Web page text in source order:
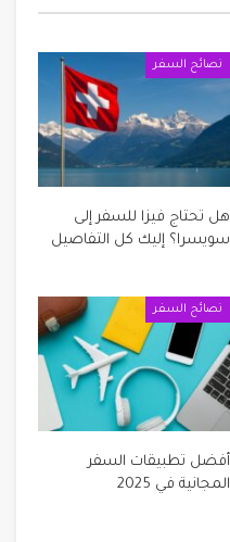
نصائح السفر
هل تحتاج فيزا للسفر إلى
سويسرا؟ إليك كل التفاصيل
نصائح السفر
أفضل تطبيقات السفر
المجانية في 2025